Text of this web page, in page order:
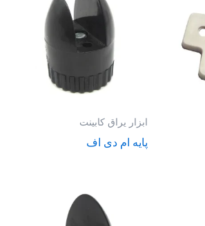
ابزار یراق کابینت
پایه ام دی اف